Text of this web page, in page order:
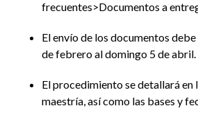
frecuentes>Documentos a
El envío de los documentos
de febrero al domingo 5 de abril.
El procedimiento se detallará en
maestría, así como las bases y